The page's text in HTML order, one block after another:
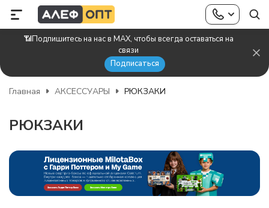
📶Подпишитесь на нас в MAX, чтобы всегда оставаться на
связи
Подписаться
Главная АКСЕССУАРЫ РЮКЗАКИ
РЮКЗАКИ